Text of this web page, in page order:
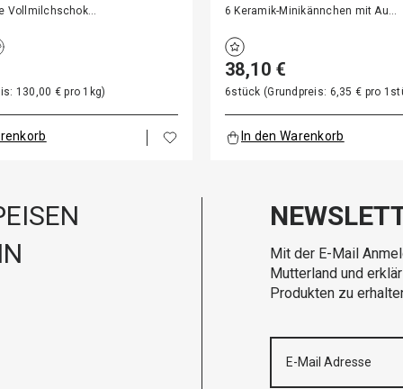
Vollmilchschok…
130,00 € pro 1kg)
6 Keramik-Minikännchen mit Au…
38,10 €
6stück (Grundpreis: 6,35 € pro
In den Warenkorb
Mit der E-Mail
Mutterland und
Produkten zu